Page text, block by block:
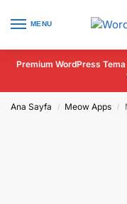
MENU
Premium WordPress Tema
Ana Sayfa / Meow Apps /